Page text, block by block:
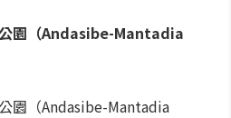
園（Andasibe-Mantadia
園（Andasibe-Mantadia